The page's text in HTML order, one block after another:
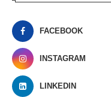
FACEBOOK
INSTAGRAM
LINKEDIN